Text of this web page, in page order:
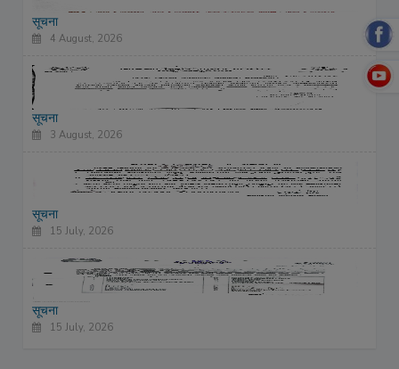
सूचना
4 August, 2026
सूचना
3 August, 2026
सूचना
15 July, 2026
सूचना
15 July, 2026